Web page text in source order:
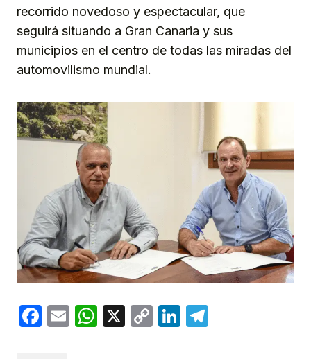
recorrido novedoso y espectacular, que
seguirá situando a Gran Canaria y sus
municipios en el centro de todas las miradas del
automovilismo mundial.
Facebook
EmailWhatsApp
X
CopyLinkedIn